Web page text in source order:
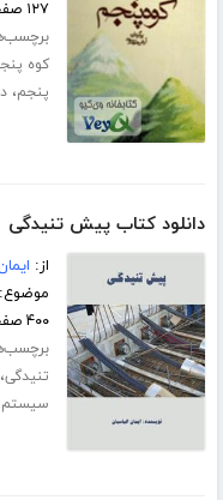
۱۲۷ صفحه
کوه
پنجم،
دانلود کتاب پیش تنیدگی
از:
۴۰۰ صفحه
تنیدگی،
سیستم